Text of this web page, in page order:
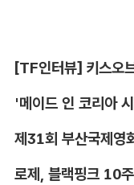
'메이드 인 코리아
제31회 부산국제영